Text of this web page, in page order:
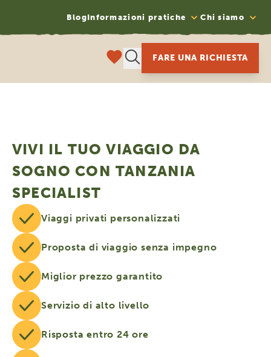
BlogInformazioni pratiche Chi siamo
FARE UNA RICHIESTA
VIVI IL TUO VIAGGIO DA
SOGNO CON TANZANIA
SPECIALIST
Viaggi privati personalizzati
Proposta di viaggio senza impegno
Miglior prezzo garantito
Servizio di alto livello
Risposta entro 24 ore